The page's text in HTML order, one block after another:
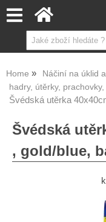
Home
Náčiní na úklid
hadry, útěrky,
Švédská utěrka
Švédská
, gold/blue,